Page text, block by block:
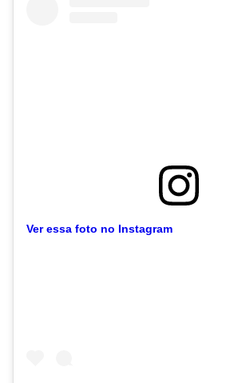
Ver essa foto no Instagram